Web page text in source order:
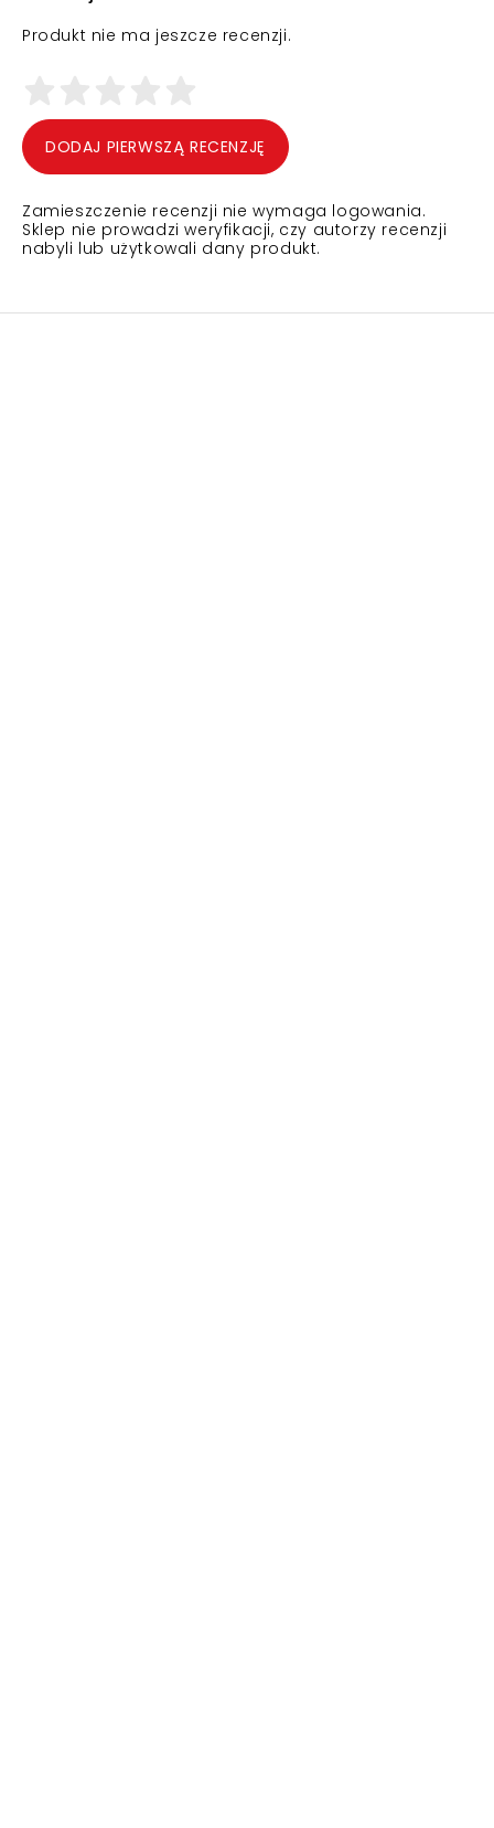
Produkt nie ma jeszcze recenzji.
DODAJ PIERWSZĄ RECENZJĘ
Zamieszczenie recenzji nie wymaga logowania.
Sklep nie prowadzi weryfikacji, czy autorzy recenzji
nabyli lub użytkowali dany produkt.